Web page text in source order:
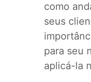
como
seus
para seu
aplicá-la